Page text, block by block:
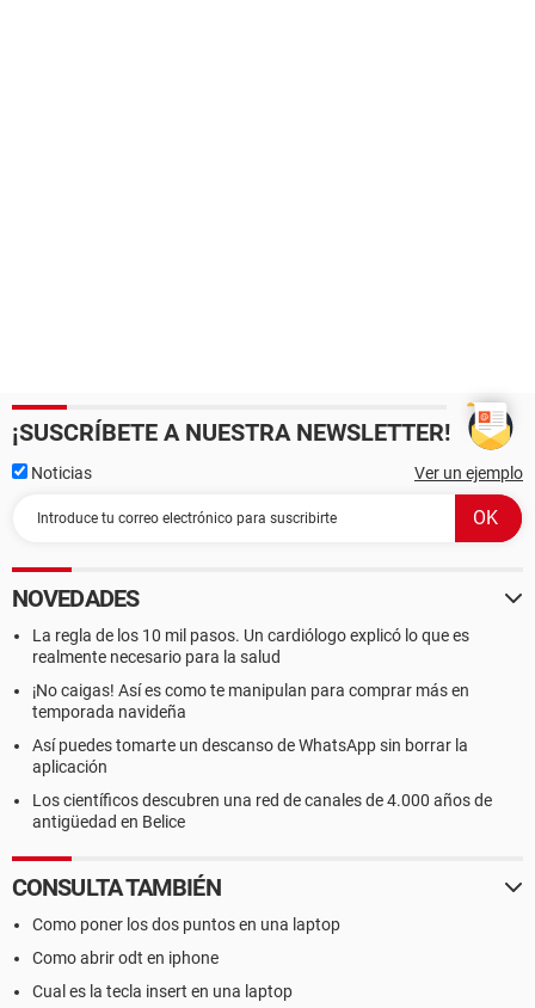
¡SUSCRÍBETE A NUESTRA NEWSLETTER!
Noticias Ver un ejemplo
NOVEDADES
La regla de los 10 mil pasos. Un cardiólogo explicó lo que es
realmente necesario para la salud
¡No caigas! Así es como te manipulan para comprar más en
temporada navideña
Así puedes tomarte un descanso de WhatsApp sin borrar la
aplicación
Los científicos descubren una red de canales de 4.000 años de
antigüedad en Belice
CONSULTA TAMBIÉN
Como poner los dos puntos en una laptop
Como abrir odt en iphone
Cual es la tecla insert en una laptop